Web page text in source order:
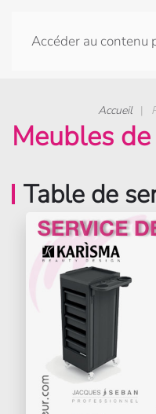
Accéder au contenu
Accueil
Meubles
Table de